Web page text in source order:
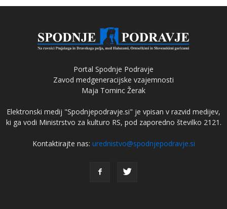
Portal Spodnje Podravje
Zavod medgeneracijske vzajemnosti
Maja Tominc Žerak
Elektronski medij "Spodnjepodravje.si" je vpisan v razvid medijev,
ki ga vodi Ministrstvo za kulturo RS, pod zaporedno številko 2121.
Kontaktirajte nas: urednistvo@spodnjepodravje.si